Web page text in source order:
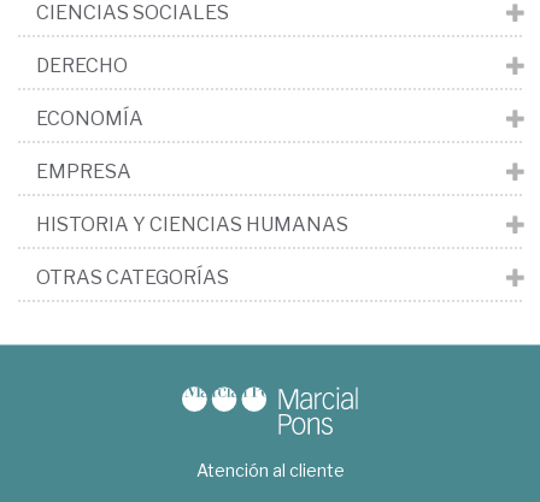
CIENCIAS SOCIALES
DERECHO
ECONOMÍA
EMPRESA
HISTORIA Y CIENCIAS HUMANAS
OTRAS CATEGORÍAS
Atención al cliente